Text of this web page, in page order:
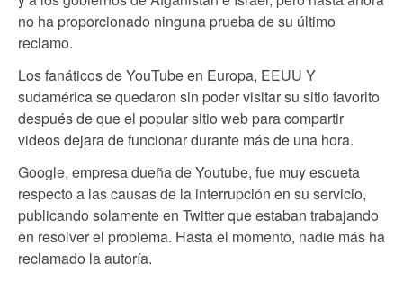
no ha proporcionado ninguna prueba de su último
reclamo.
Los fanáticos de YouTube en Europa, EEUU Y
sudamérica se quedaron sin poder visitar su sitio favorito
después de que el popular sitio web para compartir
videos dejara de funcionar durante más de una hora.
Google, empresa dueña de Youtube, fue muy escueta
respecto a las causas de la interrupción en su servicio,
publicando solamente en Twitter que estaban trabajando
en resolver el problema. Hasta el momento, nadie más ha
reclamado la autoría.